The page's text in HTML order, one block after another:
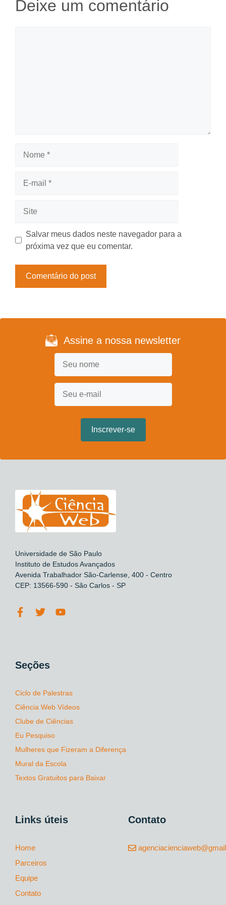
Deixe um comentário
Salvar meus dados neste navegador para a
próxima vez que eu comentar.
Assine a nossa newsletter
Universidade de São Paulo
Instituto de Estudos Avançados
Avenida Trabalhador São-Carlense, 400 - Centro
CEP: 13566-590 - São Carlos - SP
Seções
Ciclo de Palestras
Ciência Web Vídeos
Clube de Ciências
Eu Pesquiso
Mulheres que Fizeram a Diferença
Mural da Escola
Textos Gratuitos para Baixar
Links úteis
Home
Parceiros
Equipe
Contato
Contato